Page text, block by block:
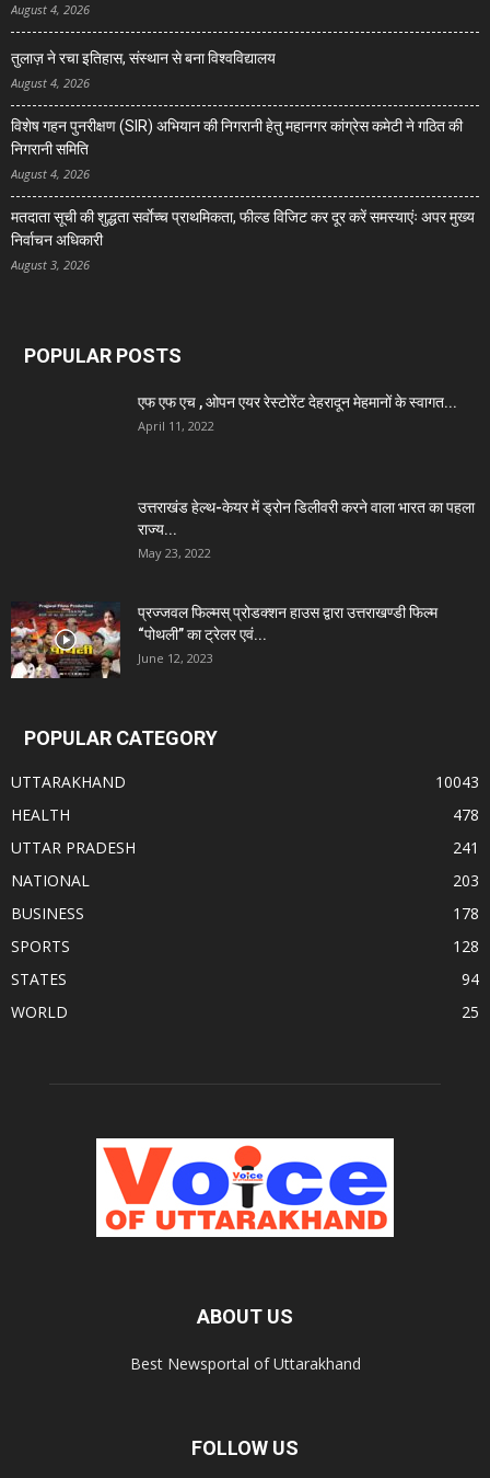
August 4, 2026
तुलाज़ ने रचा इतिहास, संस्थान से बना विश्वविद्यालय
August 4, 2026
विशेष गहन पुनरीक्षण (SIR) अभियान की निगरानी हेतु महानगर कांग्रेस कमेटी ने गठित की
निगरानी समिति
August 4, 2026
मतदाता सूची की शुद्धता सर्वाेच्च प्राथमिकता, फील्ड विजिट कर दूर करें समस्याएंः अपर मुख्य
निर्वाचन अधिकारी
August 3, 2026
POPULAR POSTS
एफ एफ एच , ओपन एयर रेस्टोरेंट देहरादून मेहमानों के स्वागत...
April 11, 2022
उत्तराखंड हेल्थ-केयर में ड्रोन डिलीवरी करने वाला भारत का पहला
राज्य...
May 23, 2022
प्रज्जवल फिल्मस् प्रोडक्शन हाउस द्वारा उत्तराखण्डी फिल्म
“पोथली” का ट्रेलर एवं...
June 12, 2023
POPULAR CATEGORY
UTTARAKHAND
10043
HEALTH
478
UTTAR PRADESH
241
NATIONAL
203
BUSINESS
178
SPORTS
128
STATES
94
WORLD
25
ABOUT US
Best Newsportal of Uttarakhand
FOLLOW US